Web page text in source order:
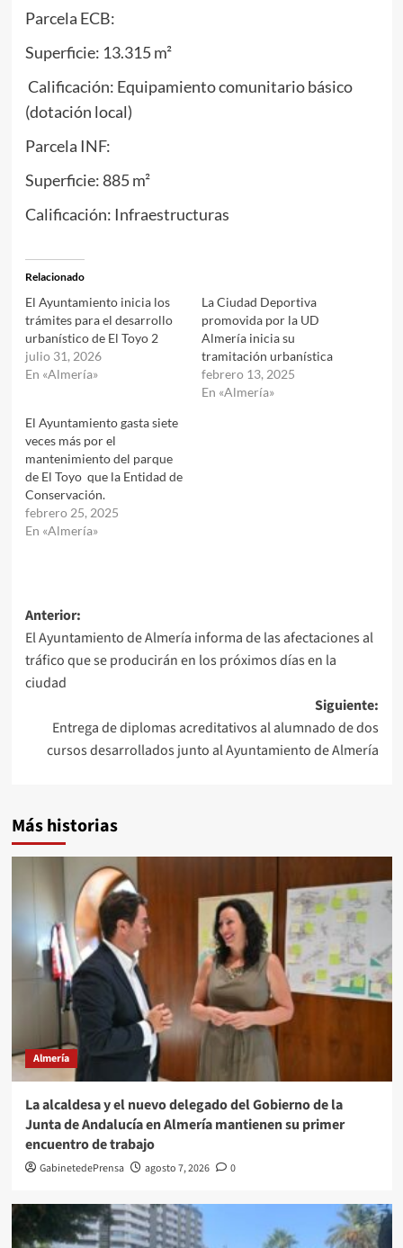
Parcela ECB:
Superficie: 13.315 m²
Calificación: Equipamiento comunitario básico
(dotación local)
Parcela INF:
Superficie: 885 m²
Calificación: Infraestructuras
Relacionado
El Ayuntamiento inicia los
trámites para el desarrollo
urbanístico de El Toyo 2
julio 31, 2026
En «Almería»
La Ciudad Deportiva
promovida por la UD
Almería inicia su
tramitación urbanística
febrero 13, 2025
En «Almería»
El Ayuntamiento gasta siete
veces más por el
mantenimiento del parque
de El Toyo que la Entidad de
Conservación.
febrero 25, 2025
En «Almería»
Navegación
de
entradas
Anterior:
El Ayuntamiento de Almería informa de las afectaciones al
tráfico que se producirán en los próximos días en la
ciudad
Siguiente:
Entrega de diplomas acreditativos al alumnado de dos
cursos desarrollados junto al Ayuntamiento de Almería
Más historias
Almería
La alcaldesa y el nuevo delegado del Gobierno de la
Junta de Andalucía en Almería mantienen su primer
encuentro de trabajo
GabinetedePrensa agosto 7, 2026 0